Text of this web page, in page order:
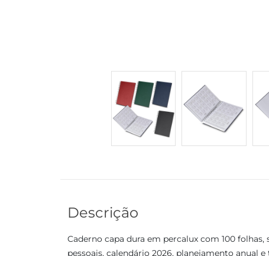
Descrição
Caderno capa dura em percalux com 100
pessoais, calendário 2026, planejamento anual